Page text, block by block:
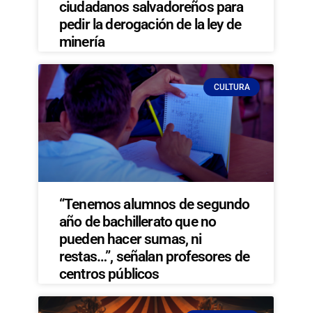
ciudadanos salvadoreños para
pedir la derogación de la ley de
minería
CULTURA
“Tenemos alumnos de segundo
año de bachillerato que no
pueden hacer sumas, ni
restas…”, señalan profesores de
centros públicos